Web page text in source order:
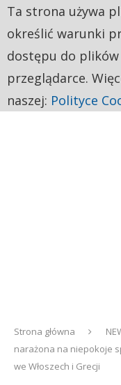
Strona główna
narażona na niepokoje
we Włoszech i Grecji
Ta strona używa
określić warunki
dostępu do
przeglądarce.
naszej: Polityce